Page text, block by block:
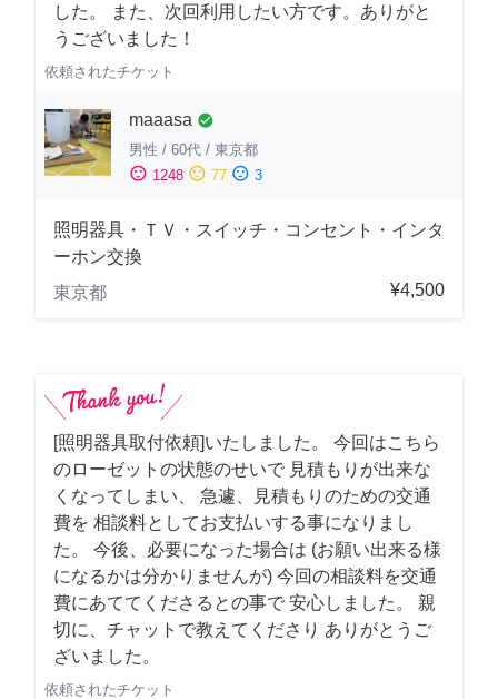
した。 また、次回利用したい方です。ありがと
うございました！
依頼されたチケット
maaasa check_circle
男性 / 60代 / 東京都
sentiment_satisfied 1248 sentiment_neutral 77 sentiment_dissatisfied 3
照明器具・ＴＶ・スイッチ・コンセント・インタ
ーホン交換
東京都
¥4,500
[照明器具取付依頼]いたしました。 今回はこちら
のローゼットの状態のせいで 見積もりが出来な
くなってしまい、 急遽、見積もりのための交通
費を 相談料としてお支払いする事になりまし
た。 今後、必要になった場合は (お願い出来る様
になるかは分かりませんが) 今回の相談料を交通
費にあててくださるとの事で 安心しました。 親
切に、チャットで教えてくださり ありがとうご
ざいました。
依頼されたチケット